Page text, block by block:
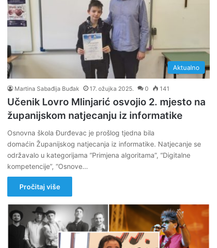
Aktualno
Martina Sabađija Buđak 17. ožujka 2025. 0 141
Učenik Lovro Mlinjarić osvojio 2. mjesto na
županijskom natjecanju iz informatike
Osnovna škola Đurđevac je prošlog tjedna bila
domaćin Županijskog natjecanja iz informatike. Natjecanje se
održavalo u kategorijama “Primjena algoritama”, “Digitalne
kompetencije”, “Osnove…
Pročitaj više